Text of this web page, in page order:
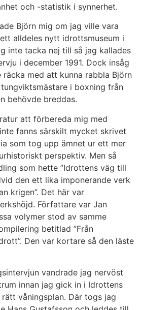
och -statistik i synnerhet.
Björn mig om jag ville vara
alldeles nytt idrottsmuseum i
inte tacka nej till så jag kallades
i december 1991. Dock insåg
med att kunna rabbla Björn
i boxning från
behövde breddas.
att förbereda mig med
fanns särskilt mycket skrivet
som tog upp ämnet ur ett mer
perspektiv. Men så
som hette ”Idrottens väg till
den ett lika imponerande verk
krigen”. Det här var
Författare var Jan
volymer stod av samme
betitlad ”Från
Den var kortare så den läste
vandrade jag nervöst
innan jag gick in i Idrottens
våningsplan. Där togs jag